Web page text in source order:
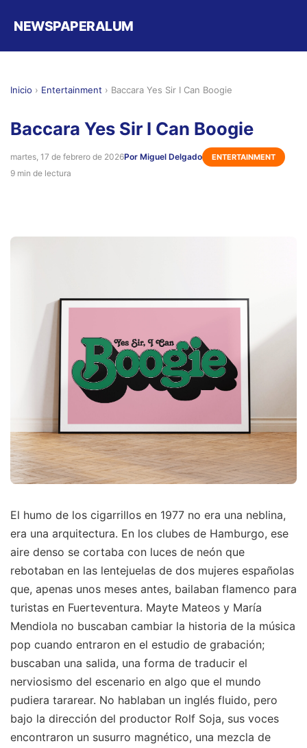
NEWSPAPERALUM
Inicio › Entertainment › Baccara Yes Sir I Can Boogie
Baccara Yes Sir I Can Boogie
martes, 17 de febrero de 2026Por Miguel Delgado ENTERTAINMENT
9 min de lectura
El humo de los cigarrillos en 1977 no era una neblina,
era una arquitectura. En los clubes de Hamburgo, ese
aire denso se cortaba con luces de neón que
rebotaban en las lentejuelas de dos mujeres españolas
que, apenas unos meses antes, bailaban flamenco para
turistas en Fuerteventura. Mayte Mateos y María
Mendiola no buscaban cambiar la historia de la música
pop cuando entraron en el estudio de grabación;
buscaban una salida, una forma de traducir el
nerviosismo del escenario en algo que el mundo
pudiera tararear. No hablaban un inglés fluido, pero
bajo la dirección del productor Rolf Soja, sus voces
encontraron un susurro magnético, una mezcla de